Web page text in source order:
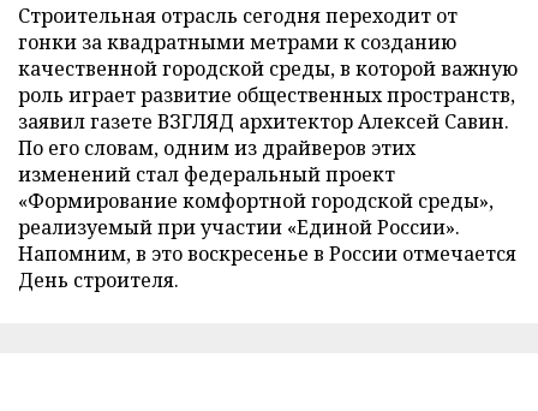
Строительная отрасль сегодня переходит от
гонки за квадратными метрами к созданию
качественной городской среды, в которой важную
роль играет развитие общественных пространств,
заявил газете ВЗГЛЯД архитектор Алексей Савин.
По его словам, одним из драйверов этих
изменений стал федеральный проект
«Формирование комфортной городской среды»,
реализуемый при участии «Единой России».
Напомним, в это воскресенье в России отмечается
День строителя.